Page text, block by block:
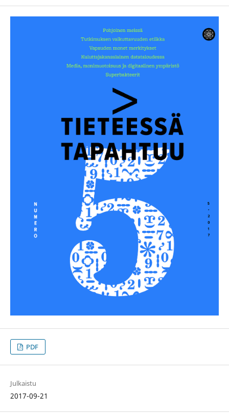
PDF
Julkaistu
2017-09-21